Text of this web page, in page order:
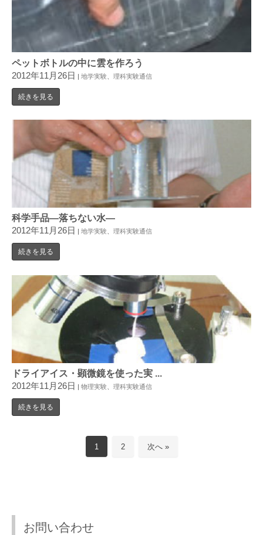
ペットボトルの中に雲を作ろう
2012年11月26日 | 地学実験 理科実験通信
続きを見る
科学手品―落ちない水―
2012年11月26日
地学実験、 理科実験通信
続きを見る
ドライアイス・顕微鏡を使った実 ...
2012年11月26日 | 物理実験 理科実験通信
続きを見る
1 2 次へ »
お問い合わせ